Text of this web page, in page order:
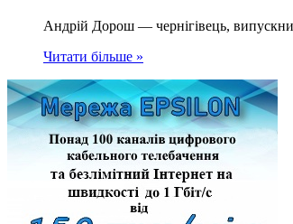
Андрій Дорош — чернігівець,
Читати більше »